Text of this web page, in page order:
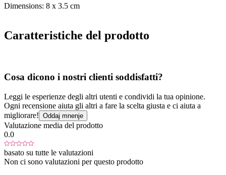
Dimensions: 8 x 3.5 cm
Caratteristiche del prodotto
Cosa dicono i nostri clienti soddisfatti?
Leggi le esperienze degli altri utenti e condividi la tua opinione.
Ogni recensione aiuta gli altri a fare la scelta giusta e ci aiuta a
migliorare! Oddaj mnenje
Valutazione media del prodotto
0.0
basato su tutte le valutazioni
Non ci sono valutazioni per questo prodotto